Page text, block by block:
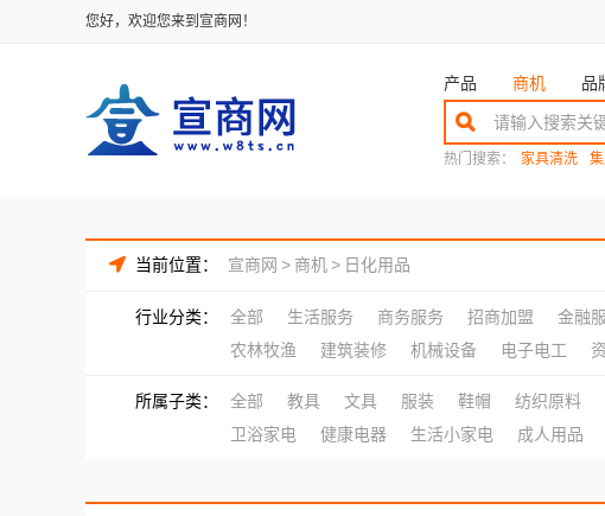
您好，欢迎您来到宣商网！
产品 商机 品
热门搜索： 家具清洗
当前位置： 宣商网 > 商机> 日化用品
行业分类： 全部 生活服务 商务服务 招商加盟 金融
农林牧渔
建筑装修 机械设备 电子电工
所属子类： 全部 教具 文具 服装 鞋帽 纺织原料
卫浴家电
健康电器 生活小家电 成人用品